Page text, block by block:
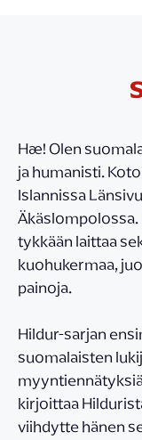
Hæ! Olen
ja humanisti.
Islannissa
tykkään laittaa
kuohukermaa,
painoja.
Hildur-sarjan
suomalaisten
kirjoittaa
viihdytte hänen